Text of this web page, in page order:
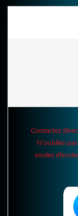
Contactez
N'oubliez
voulez